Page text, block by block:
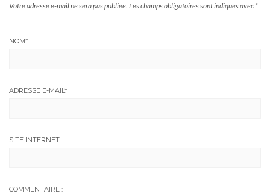
Votre adresse e-mail ne sera pas publiée. Les champs obligatoires sont indiqués avec *
NOM*
ADRESSE E-MAIL *
SITE INTERNET
COMMENTAIRE :